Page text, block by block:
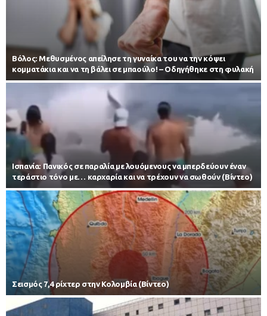
Βόλος: Μεθυσμένος απείλησε τη γυναίκα του να την κόψει
κομματάκια και να τη βάλει σε μπαούλο! – Οδηγήθηκε στη φυλακή
Iσπανία: Πανικός σε παραλία με λουόμενους να μπερδεύουν έναν
τεράστιο τόνο με… καρχαρία και να τρέχουν να σωθούν (Βίντεο)
Σεισμός 7,4 ρίχτερ στην Κολομβία (Βίντεο)